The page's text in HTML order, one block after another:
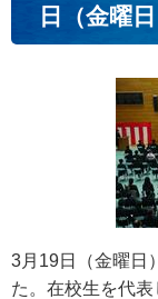
日（金曜日
3月19日（金曜日
た。在校生を代